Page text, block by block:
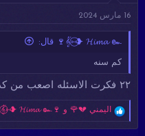
:
16 مارس 2024
𝄟⑅⃝❥ 𝓗𝓲𝓶𝓪 ๛🍷 قال:
كم سنه
٢٢ فكرت الاسئله اصعب من كده
ت
اليمني 💔🌹 و 𝄟⑅⃝❥ 𝓗𝓲𝓶𝓪 ๛🍷